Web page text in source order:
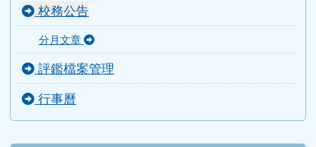
校務公告
分月文章
評鑑檔案管理
行事曆